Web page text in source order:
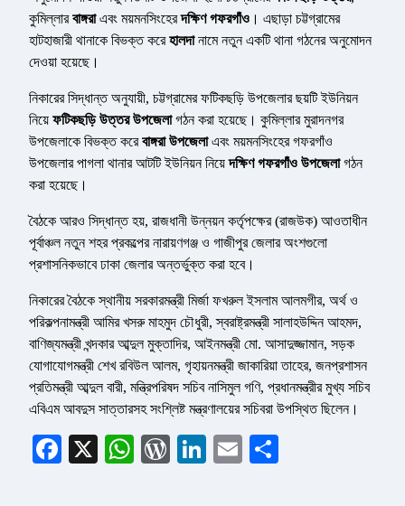
কুমিল্লারবাঙ্গরাএবং ময়মনসিংহেরদক্ষিণ গফরগাঁও । এছাড়া চট্টগ্রামের
হাটহাজারী থানাকে বিভক্ত করেহালদানামে নতুন একটি থানা গঠনের অনুমোদন
দেওয়া হয়েছে।
নিকারের সিদ্ধান্ত অনুযায়ী, চট্টগ্রামের ফটিকছড়ি উপজেলার ছয়টি ইউনিয়ন
নিয়ে ফটিকছড়ি উত্তর উপজেলাগঠন করা হয়েছে। কুমিল্লার মুরাদনগর
উপজেলাকে বিভক্ত করেবাঙ্গরা উপজেলাএবং ময়মনসিংহের গফরগাঁও
উপজেলার পাগলা থানার আটটি ইউনিয়ন নিয়েদক্ষিণ গফরগাঁও উপজেলাগঠন
করা হয়েছে।
বৈঠকে আরও সিদ্ধান্ত হয়, রাজধানী উন্নয়ন কর্তৃপক্ষের (রাজউক) আওতাধীন
পূর্বাঞ্চল নতুন শহর প্রকল্পের নারায়ণগঞ্জ ও গাজীপুর জেলার অংশগুলো
প্রশাসনিকভাবে ঢাকা জেলার অন্তর্ভুক্ত করা হবে।
নিকারের বৈঠকে স্থানীয় সরকারমন্ত্রী মির্জা ফখরুল ইসলাম আলমগীর, অর্থ ও
পরিকল্পনামন্ত্রী আমির খসরু মাহমুদ চৌধুরী, স্বরাষ্ট্রমন্ত্রী সালাহউদ্দিন আহমদ,
বাণিজ্যমন্ত্রী খন্দকার আব্দুল মুক্তাদির, আইনমন্ত্রী মো. আসাদুজ্জামান, সড়ক
যোগাযোগমন্ত্রী শেখ রবিউল আলম, গৃহায়নমন্ত্রী জাকারিয়া তাহের, জনপ্রশাসন
প্রতিমন্ত্রী আব্দুল বারী, মন্ত্রিপরিষদ সচিব নাসিমুল গণি, প্রধানমন্ত্রীর মুখ্য সচিব
এবিএম আবদুস সাত্তারসহ সংশ্লিষ্ট মন্ত্রণালয়ের সচিবরা উপস্থিত ছিলেন।
Facebook
X WhatsApp
WordPress
LinkedIn
Email